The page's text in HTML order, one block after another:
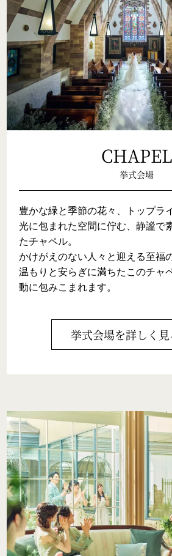
CHAPEL
挙式会場
豊かな緑と季節の花々、トップラ
光に包まれた空間に佇む、静謐で
たチャペル。
かけがえのない人々と迎える至福
温もりと安らぎに満ちたこのチャ
動に包みこまれます。
挙式会場を詳しく